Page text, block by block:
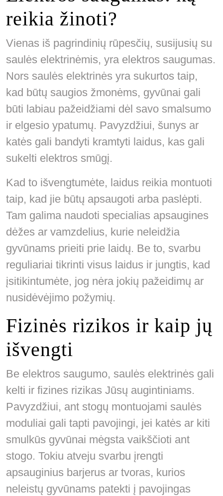
reikia žinoti?
Vienas iš pagrindinių rūpesčių, susijusių su
saulės elektrinėmis, yra elektros saugumas.
Nors saulės elektrinės yra sukurtos taip,
kad būtų saugios žmonėms, gyvūnai gali
būti labiau pažeidžiami dėl savo smalsumo
ir elgesio ypatumų. Pavyzdžiui, šunys ar
katės gali bandyti kramtyti laidus, kas gali
sukelti elektros smūgį.
Kad to išvengtumėte, laidus reikia montuoti
taip, kad jie būtų apsaugoti arba paslėpti.
Tam galima naudoti specialias apsaugines
dėžes ar vamzdelius, kurie neleidžia
gyvūnams prieiti prie laidų. Be to, svarbu
reguliariai tikrinti visus laidus ir jungtis, kad
įsitikintumėte, jog nėra jokių pažeidimų ar
nusidėvėjimo požymių.
Fizinės rizikos ir kaip jų
išvengti
Be elektros saugumo, saulės elektrinės gali
kelti ir fizines rizikas Jūsų augintiniams.
Pavyzdžiui, ant stogų montuojami saulės
moduliai gali tapti pavojingi, jei katės ar kiti
smulkūs gyvūnai mėgsta vaikščioti ant
stogo. Tokiu atveju svarbu įrengti
apsauginius barjerus ar tvoras, kurios
neleistų gyvūnams patekti į pavojingas